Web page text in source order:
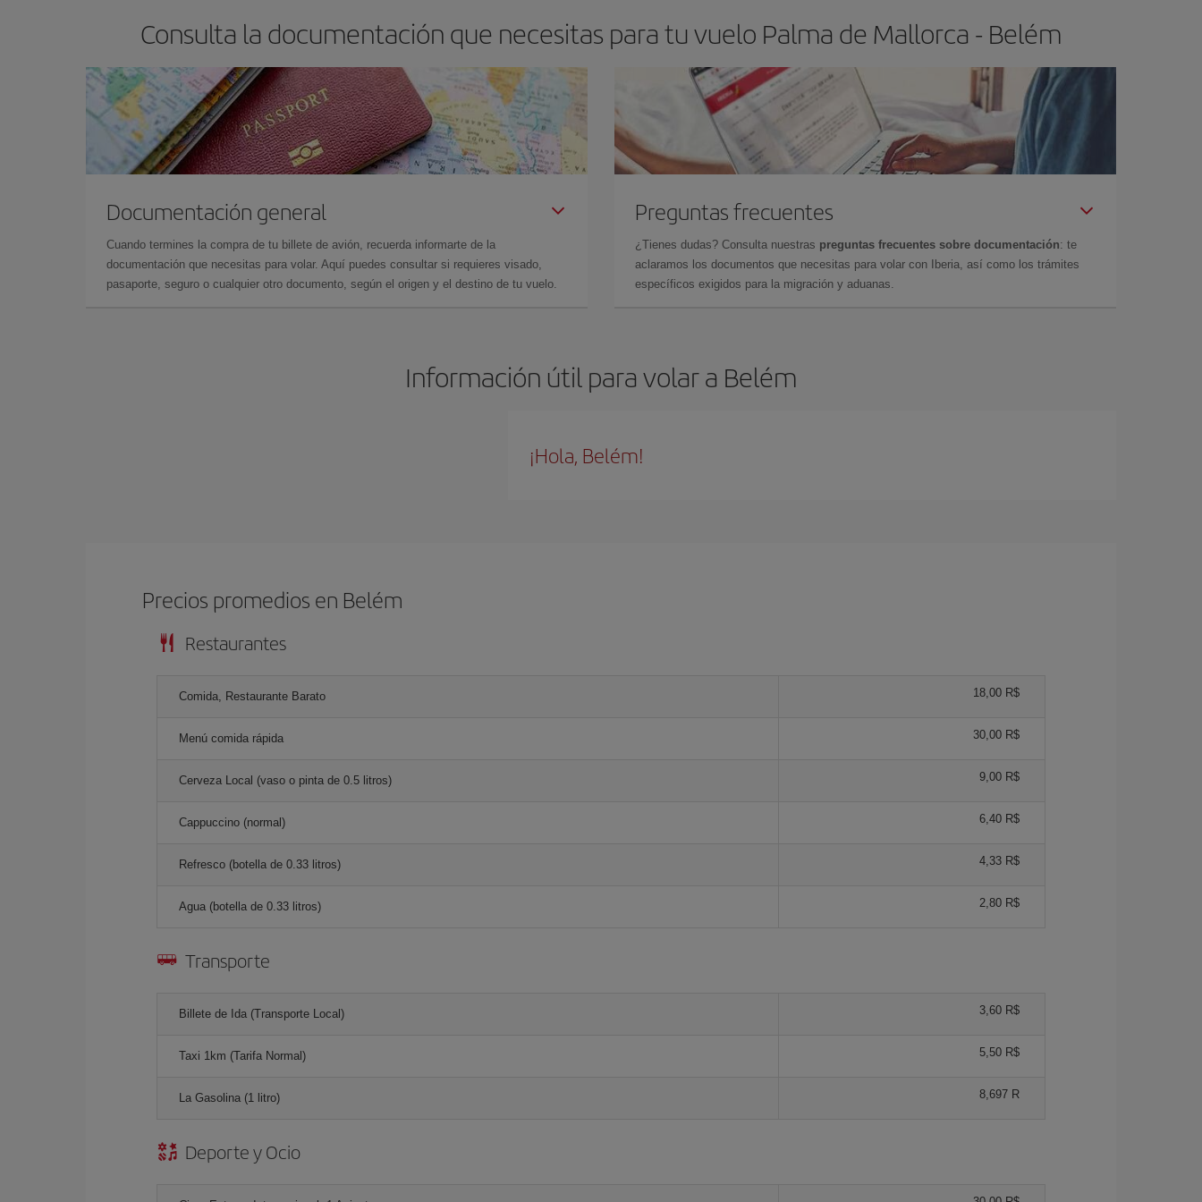
Consulta la documentación que necesitas para tu vuelo Palma de Mallorca - Belém
Documentación general
Cuando termines la compra de tu billete de avión, recuerda informarte de la
documentación que necesitas para volar. Aquí puedes consultar si requieres visado,
pasaporte, seguro o cualquier otro documento, según el origen y el destino de tu vuelo.
Preguntas frecuentes
¿Tienes dudas? Consulta nuestras preguntas frecuentes sobre documentación: te
aclaramos los documentos que necesitas para volar con Iberia, así como los trámites
específicos exigidos para la migración y aduanas.
Información útil para volar a Belém
¡Hola, Belém!
Precios promedios en Belém
Restaurantes
Comida, Restaurante Barato 18,00 R$
Menú comida rápida 30,00 R$
Cerveza Local (vaso o pinta de 0.5 litros) 9,00 R$
Cappuccino (normal) 6,40 R$
Refresco (botella de 0.33 litros) 4,33 R$
Agua (botella de 0.33 litros) 2,80 R$
Transporte
Billete de Ida (Transporte Local) 3,60 R$
Taxi 1km (Tarifa Normal) 5,50 R$
La Gasolina (1 litro) 8,697 R
Deporte y Ocio